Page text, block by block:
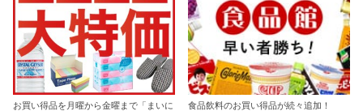
お買い得品を月曜から金曜まで「まいに
食品飲料のお買い得品が続々追加！